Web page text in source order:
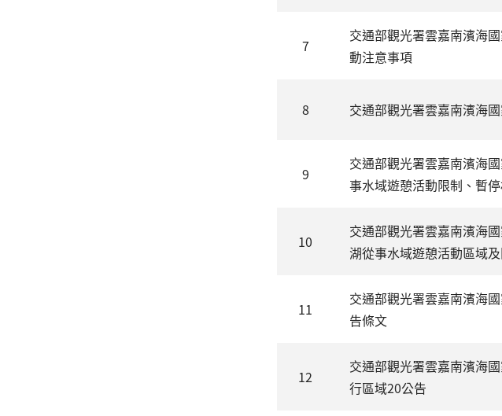
7
交通部觀光署雲嘉南濱海
動注意事項
8 交通部觀光署雲嘉南濱海
9
交通部觀光署雲嘉南濱海
事水域遊憩活動限制、暫
10
交通部觀光署雲嘉南濱海
湖從事水域遊憩活動區域
11
交通部觀光署雲嘉南濱海
告條文
12
交通部觀光署雲嘉南濱海
行區域20公告